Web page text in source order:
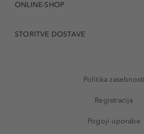
ONLINE-SHOP
STORITVE DOSTAVE
Politika zasebnosti
Registracija
Pogoji uporabe